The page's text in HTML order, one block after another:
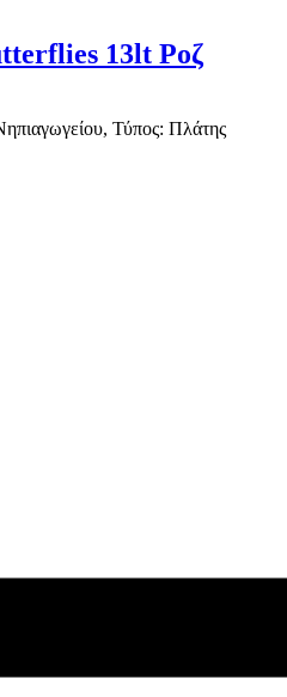
13lt Ροζ
Τύπος: Πλάτης